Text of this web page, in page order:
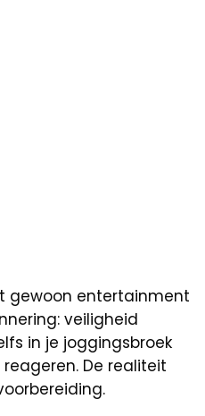
gewoon entertainment
veiligheid
in je joggingsbroek
De realiteit